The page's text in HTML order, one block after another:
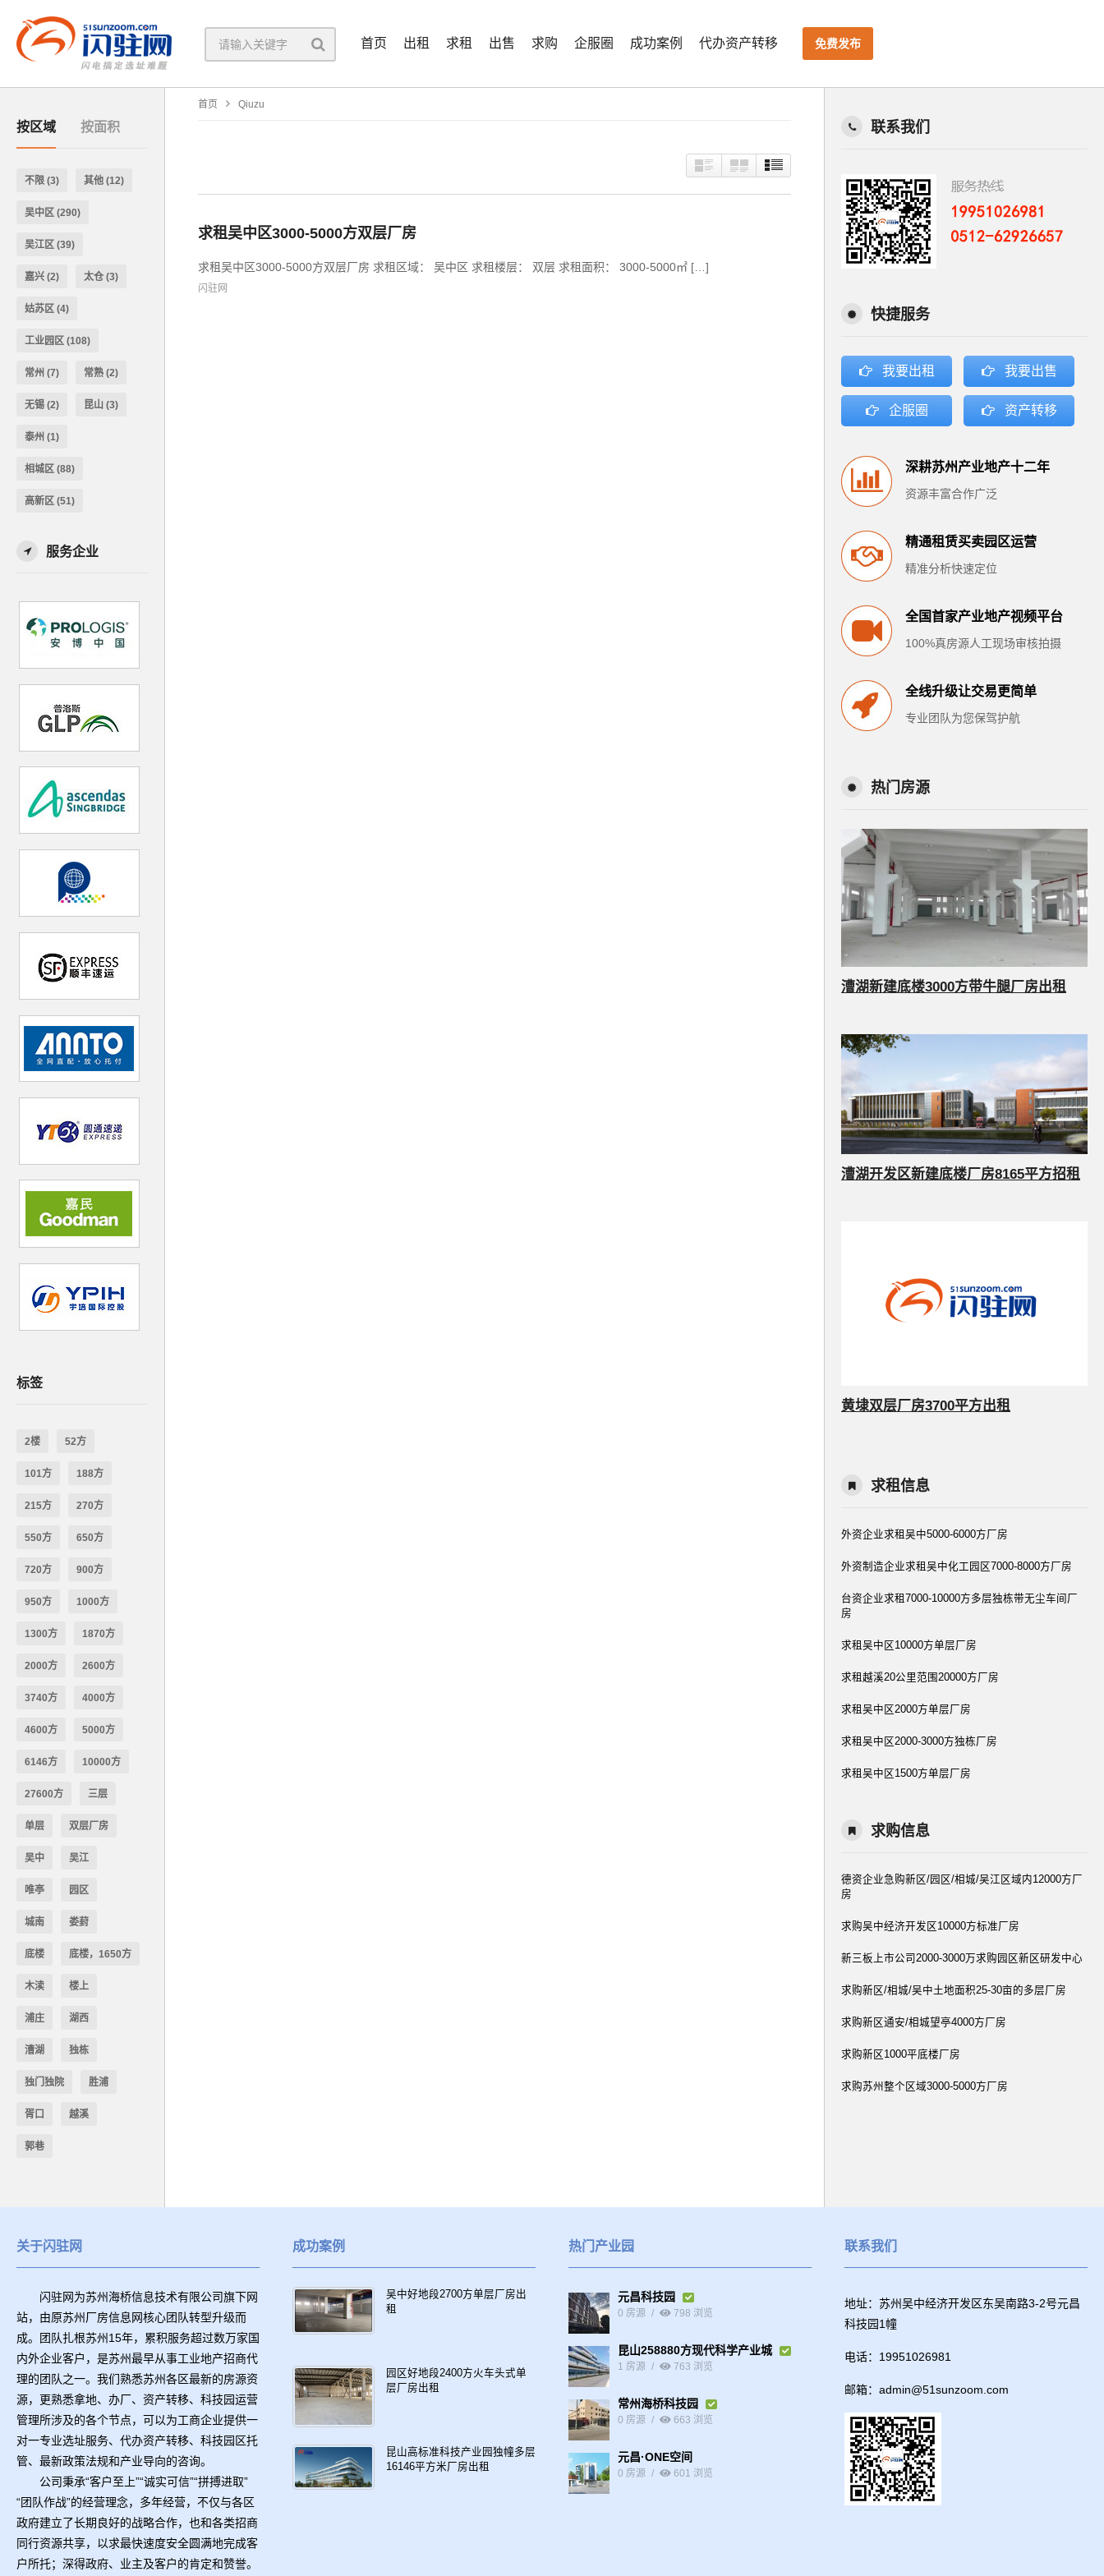
首页 出租 求租 出售 求购 企服圈 成功案例 代办资产转移 免费发布
按区域 按面积
不限 (3) 其他 (12)
吴中区 (290)
吴江区 (39)
嘉兴 (2) 太仓 (3)
姑苏区 (4)
工业园区 (108)
常州 (7) 常熟 (2)
无锡 (2) 昆山 (3)
泰州 (1)
相城区 (88)
高新区 (51)
服务企业
标签
2楼 52方
101方 188方
215方 270方
550方 650方
720方 900方
950方 1000方
1300方 1870方
2000方 2600方
3740方 4000方
4600方 5000方
6146方 10000方
27600方 三层
单层 双层厂房
吴中 吴江
唯亭 园区
城南 娄葑
底楼 底楼，1650方
木渎 楼上
浦庄 湖西
漕湖 独栋
独门独院 胜浦
胥口 越溪
郭巷
首页 Qiuzu
求租吴中区3000-5000方双层厂房
求租吴中区3000-5000方双层厂房 求租区域： 吴中区 求租楼层： 双层 求租面积： 3000-5000㎡ […]
闪驻网
联系我们
快捷服务
我要出租 我要出售
企服圈 资产转移
深耕苏州产业地产十二年
资源丰富合作广泛
精通租赁买卖园区运营
精准分析快速定位
全国首家产业地产视频平台
100%真房源人工现场审核拍摄
全线升级让交易更简单
专业团队为您保驾护航
热门房源
漕湖新建底楼3000方带牛腿厂房出租
漕湖开发区新建底楼厂房8165平方招租
黄埭双层厂房3700平方出租
求租信息
外资企业求租吴中5000-6000方厂房
外资制造企业求租吴中化工园区7000-8000方厂房
台资企业求租7000-10000方多层独栋带无尘车间厂
房
求租吴中区10000方单层厂房
求租越溪20公里范围20000方厂房
求租吴中区2000方单层厂房
求租吴中区2000-3000方独栋厂房
求租吴中区1500方单层厂房
求购信息
德资企业急购新区/园区/相城/吴江区域内12000方厂
房
求购吴中经济开发区10000方标准厂房
新三板上市公司2000-3000万求购园区新区研发中心
求购新区/相城/吴中土地面积25-30亩的多层厂房
求购新区通安/相城望亭4000方厂房
求购新区1000平底楼厂房
求购苏州整个区域3000-5000方厂房
关于闪驻网
闪驻网为苏州海桥信息技术有限公司旗下网
站，由原苏州厂房信息网核心团队转型升级而
成。团队扎根苏州15年，累积服务超过数万家国
内外企业客户，是苏州最早从事工业地产招商代
理的团队之一。我们熟悉苏州各区最新的房源资
源，更熟悉拿地、办厂、资产转移、科技园运营
管理所涉及的各个节点，可以为工商企业提供一
对一专业选址服务、代办资产转移、科技园区托
管、最新政策法规和产业导向的咨询。
公司秉承“客户至上”“诚实可信”“拼搏进取”
“团队作战”的经营理念，多年经营，不仅与各区
政府建立了长期良好的战略合作，也和各类招商
同行资源共享，以求最快速度安全圆满地完成客
户所托；深得政府、业主及客户的肯定和赞誉。
成功案例
吴中好地段2700方单层厂房出
租
园区好地段2400方火车头式单
层厂房出租
昆山高标准科技产业园独幢多层
16146平方米厂房出租
热门产业园
元昌科技园
0 房源 798 浏览
昆山258880方现代科学产业城
1 房源 763 浏览
常州海桥科技园
0 房源 663 浏览
元昌·ONE空间
0 房源 601 浏览
联系我们
地址：苏州吴中经济开发区东吴南路3-2号元昌
科技园1幢
电话：19951026981
邮箱：admin@51sunzoom.com